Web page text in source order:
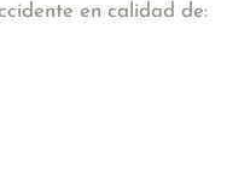
en calidad de: